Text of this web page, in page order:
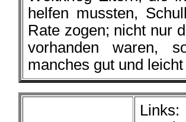
helfen mussten,
Rate zogen; nicht nur
vorhanden waren,
manches gut und